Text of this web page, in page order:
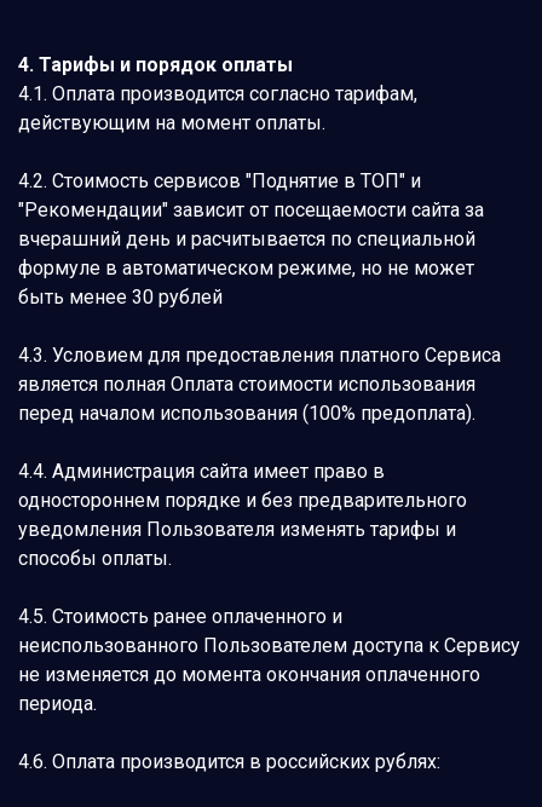
4. Тарифы и порядок оплаты
4.1. Оплата производится согласно тарифам,
действующим на момент оплаты.
4.2. Стоимость сервисов "Поднятие в ТОП" и
"Рекомендации" зависит от посещаемости сайта за
вчерашний день и расчитывается по специальной
формуле в автоматическом режиме, но не может
быть менее 30 рублей
4.3. Условием для предоставления платного Сервиса
является полная Оплата стоимости использования
перед началом использования (100% предоплата).
4.4. Администрация сайта имеет право в
одностороннем порядке и без предварительного
уведомления Пользователя изменять тарифы и
способы оплаты.
4.5. Стоимость ранее оплаченного и
неиспользованного Пользователем доступа к Сервису
не изменяется до момента окончания оплаченного
периода.
4.6. Оплата производится в российских рублях: